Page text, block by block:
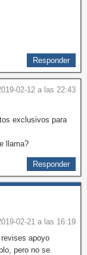
Responder
02-12 a las 22:43
exclusivos para
llama?
Responder
02-21 a las 16:19
apoyo
pero no se